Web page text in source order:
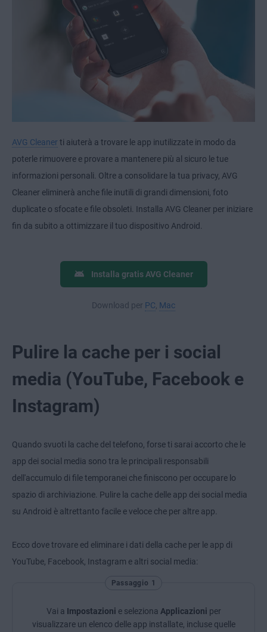
AVG Cleaner ti aiuterà a trovare le app inutilizzate in modo da
poterle rimuovere e provare a mantenere più al sicuro le tue
informazioni personali. Oltre a consolidare la tua privacy, AVG
Cleaner eliminerà anche file inutili di grandi dimensioni, foto
duplicate o sfocate e file obsoleti. Installa AVG Cleaner per iniziare
fin da subito a ottimizzare il tuo dispositivo Android.
Installa gratis AVG Cleaner
Download per PC Mac
Pulire la cache per i social
media (YouTube, Facebook e
Instagram)
Quando svuoti la cache del telefono, forse ti sarai accorto che le
app dei social media sono tra le principali responsabili
dell'accumulo di file temporanei che finiscono per occupare lo
spazio di archiviazione. Pulire la cache delle app dei social media
su Android è altrettanto facile e veloce che per altre app.
Ecco dove trovare ed eliminare i dati della cache per le app di
YouTube, Facebook, Instagram e altri social media:
Passaggio 1
Vai a Impostazioni e seleziona Applicazioni per
visualizzare un elenco delle app installate, incluse quelle